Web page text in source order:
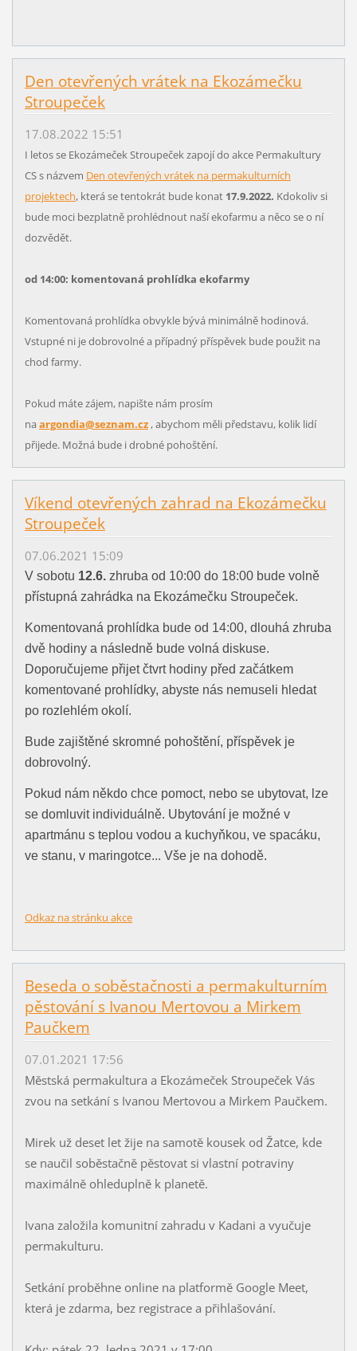
Den otevřených vrátek na Ekozámečku
Stroupeček
17.08.2022 15:51
I letos se Ekozámeček Stroupeček zapojí do akce Permakultury
CS s názvem Den otevřených vrátek na permakulturních
projektech, která se tentokrát bude konat 17.9.2022. Kdokoliv si
bude moci bezplatně prohlédnout naší ekofarmu a něco se o ní
dozvědět.
od 14:00: komentovaná prohlídka ekofarmy
Komentovaná prohlídka obvykle bývá minimálně hodinová.
Vstupné ni je dobrovolné a případný příspěvek bude použit na
chod farmy.
Pokud máte zájem, napište nám prosím
na argondia@seznam.cz, abychom měli představu, kolik lidí
přijede. Možná bude i drobné pohoštění.
Víkend otevřených zahrad na Ekozámečku
Stroupeček
07.06.2021 15:09
V sobotu 12.6.zhruba od 10:00 do 18:00 bude volně
přístupná zahrádka na Ekozámečku Stroupeček.
Komentovaná prohlídka bude od 14:00, dlouhá zhruba
dvě hodiny a následně bude volná diskuse.
Doporučujeme přijet čtvrt hodiny před začátkem
komentované prohlídky, abyste nás nemuseli hledat
po rozlehlém okolí.
Bude zajištěné skromné pohoštění, příspěvek je
dobrovolný.
Pokud nám někdo chce pomoct, nebo se ubytovat, lze
se domluvit individuálně. Ubytování je možné v
apartmánu s teplou vodou a kuchyňkou, ve spacáku,
ve stanu, v maringotce... Vše je na dohodě.
Odkaz na stránku akce
Beseda o soběstačnosti a permakulturním
pěstování s Ivanou Mertovou a Mirkem
Paučkem
07.01.2021 17:56
Městská permakultura a Ekozámeček Stroupeček Vás
zvou na setkání s Ivanou Mertovou a Mirkem Paučkem.
Mirek už deset let žije na samotě kousek od Žatce, kde
se naučil soběstačně pěstovat si vlastní potraviny
maximálně ohleduplně k planetě.
Ivana založila komunitní zahradu v Kadani a vyučuje
permakulturu.
Setkání proběhne online na platformě Google Meet,
která je zdarma, bez registrace a přihlašování.